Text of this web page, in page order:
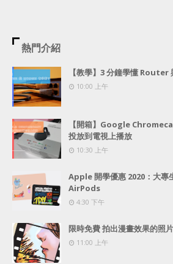
熱門介紹
【教學】3 分鐘學懂
10:00 上午
【開箱】Google
投放到電視上播放
10:30 上午
Apple 開學優惠 2020：大專
AirPods
4:30 下午
限時免費 拍出漫畫效果的照
11:00 上午